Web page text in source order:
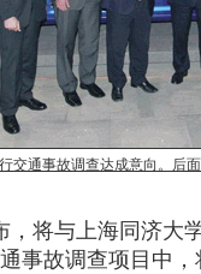
交通事故调查达成意向。后
将与上海同济大
事故调查项目中